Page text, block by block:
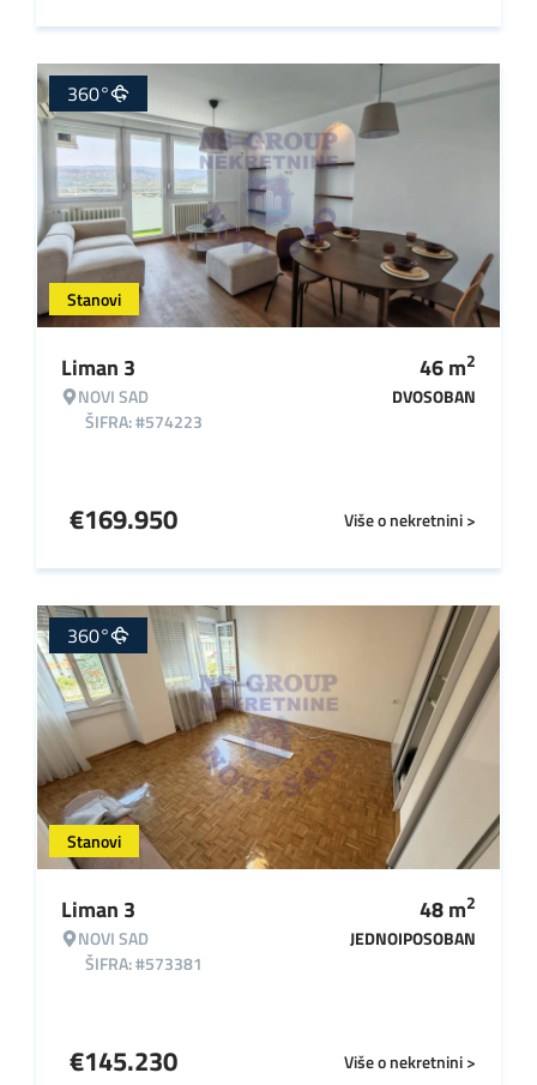
Stanovi
360°
Liman 3
NOVI SAD
ŠIFRA: #574223
46m2
DVOSOBAN
Više o nekretnini >
€169.950
Stanovi
360°
Liman 3
NOVI SAD
ŠIFRA: #573381
48m2
JEDNOIPOSOBAN
Više o nekretnini >
€145.230